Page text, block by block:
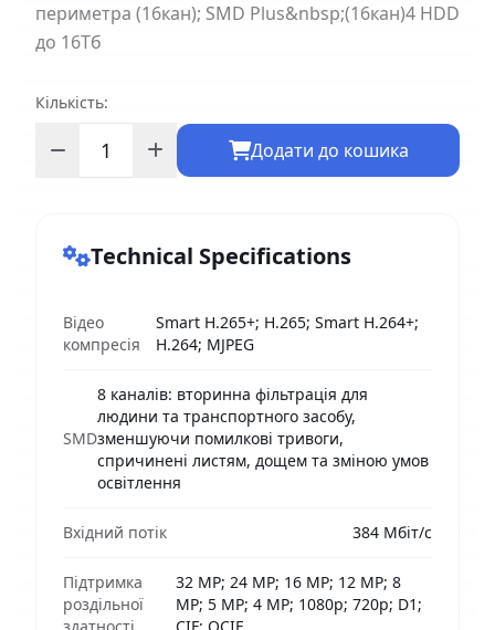
периметра (16кан); SMD Plus&nbsp;(16кан)4 HDD
до 16Тб
Кількість:
Додати до кошика
Technical Specifications
Відео
компресія
Smart H.265+; H.265; Smart H.264+;
H.264; MJPEG
SMD
8 каналів: вторинна фільтрація для
людини та транспортного засобу,
зменшуючи помилкові тривоги,
спричинені листям, дощем та зміною умов
освітлення
Вхідний потік 384 Мбіт/с
Підтримка
роздільної
32 MP; 24 MP; 16 MP; 12 MP; 8
MP; 5 MP; 4 MP; 1080p; 720p; D1;